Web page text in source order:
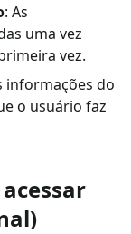
: As
uma vez
vez.
informações do
o usuário faz